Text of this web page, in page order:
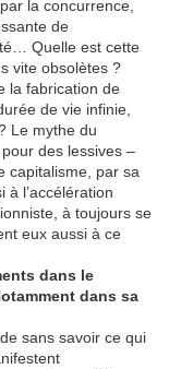
la concurrence,
de
Quelle est cette
vite obsolètes ?
la fabrication de
de vie infinie,
Le mythe du
des lessives –
capitalisme, par sa
à l’accélération
à toujours se
eux aussi à ce
dans le
dans sa
sans savoir ce qui